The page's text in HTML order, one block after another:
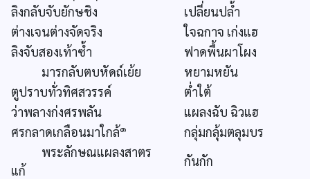
ลิงกลับจับยักษชิง
เปลี่ยนปล้ำ
ต่างเจนต่างจัดจริง
ใจฉกาจ เก่งแฮ
ลิงจับสองเท้าซ้ำ
ฟาดพื้นผาโผง
มารกลับตบหัดถ์เย้ย
หยามหยัน
ตูปราบทั่วทิศสวรรค์
ต่ำใต้
ว่าพลางก่งศรพลัน
แผลงฉับ ฉิวแฮ
ศรกลาดเกลือนมาใกล้๑
กลุ่มกลุ้มตลุมบร
พระลักษณแผลงสาตร
แก้
กันกัก